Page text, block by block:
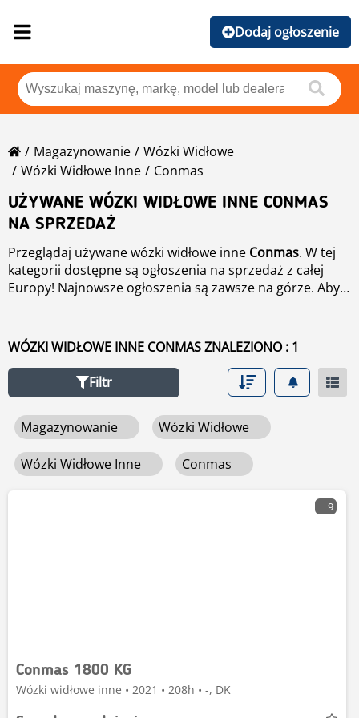
Dodaj ogłoszenie
Magazynowanie
Wózki Widłowe
Wózki Widłowe Inne
Conmas
UŻYWANE WÓZKI WIDŁOWE INNE CONMAS
NA SPRZEDAŻ
Przeglądaj używane wózki widłowe inne Conmas. W tej
kategorii dostępne są ogłoszenia na sprzedaż z całej
Europy! Najnowsze ogłoszenia są zawsze na górze. Aby
produktów. Aby wyszukać daną kategorię lub model,
górnym rogu menu.
WÓZKI WIDŁOWE INNE CONMAS ZNALEZIONO : 1
Filtr
Magazynowanie Wózki Widłowe
Wózki Widłowe Inne Conmas
9
Conmas 1800 KG
Wózki widłowe inne • 2021 • 208h • -, DK